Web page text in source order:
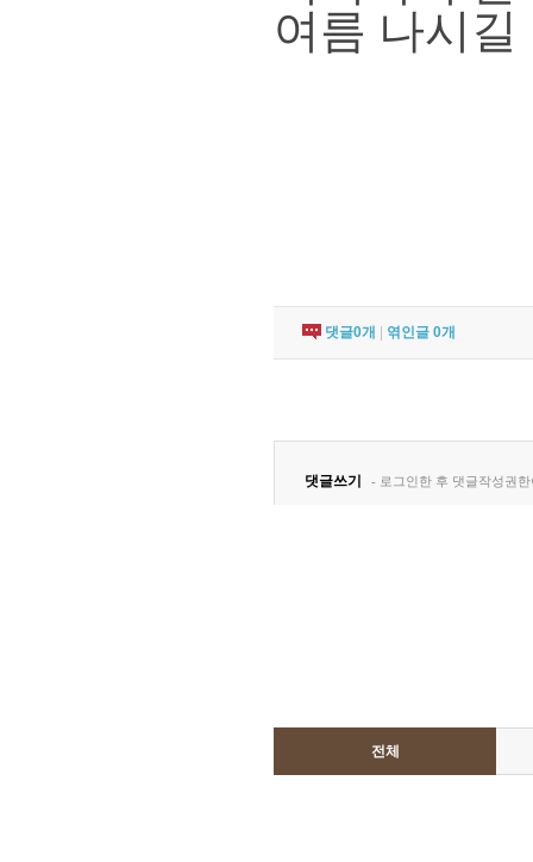
여름 나시
댓글0개 엮인글 0개
전체